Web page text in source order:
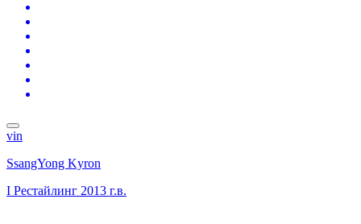
vin
SsangYong Kyron
I Рестайлинг 2013 г.в.